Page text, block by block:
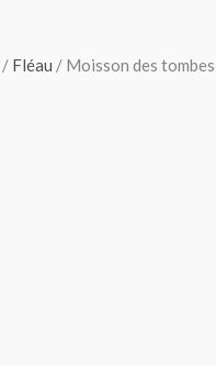
/ Fléau / Moisson des tombes